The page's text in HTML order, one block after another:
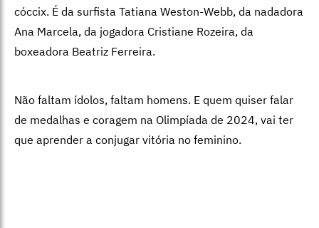
cóccix. É da surfista Tatiana Weston-Webb, da nadadora
Ana Marcela, da jogadora Cristiane Rozeira, da
boxeadora Beatriz Ferreira.
Não faltam ídolos, faltam homens. E quem quiser falar
de medalhas e coragem na Olimpíada de 2024, vai ter
que aprender a conjugar vitória no feminino.